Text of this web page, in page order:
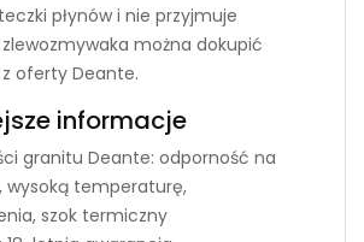
płynów i nie przyjmuje
można dokupić
oferty Deante.
informacje
granitu Deante: odporność na
wysoką temperaturę,
szok termiczny